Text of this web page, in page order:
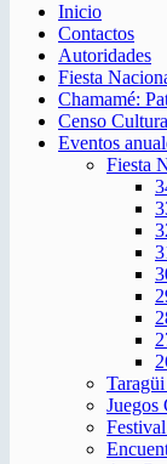
Inicio
Contactos
Autoridades
Fiesta
Chamamé:
Censo
Eventos
Fiesta
Juegos